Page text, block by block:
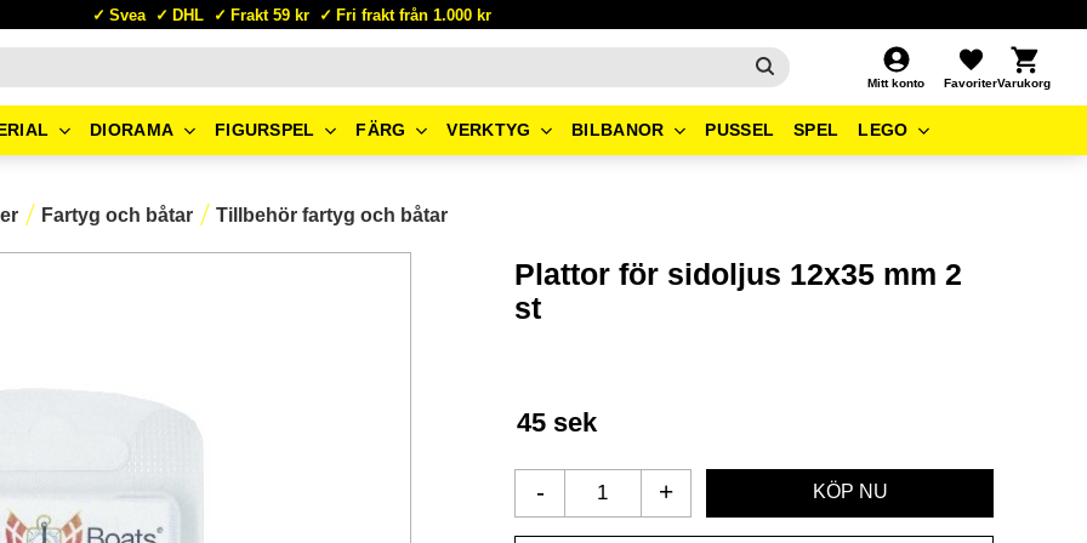
Svea DHL Frakt 59 kr Fri frakt från 1.000 kr
Mitt konto
Favoriter
Kundvagn
DIORAMA FIGURSPEL FÄRG VERKTYG BILBANOR PUSSEL SPEL LEGO
Fartyg och båtar Tillbehör fartyg och båtar
Plattor för sidoljus 12x35 mm 2
st
45 sek
+
-